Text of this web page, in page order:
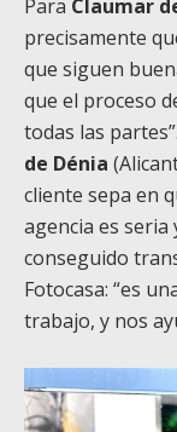
Para Claumar
precisamente
que siguen
que el proceso
todas las
de Dénia
cliente sepa en
agencia es seria
conseguido
Fotocasa: “es
trabajo, y nos